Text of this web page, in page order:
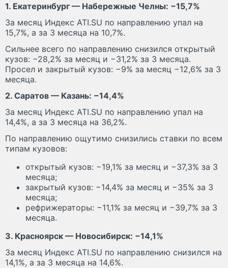
1. Екатеринбург — Набережные Челны: −15,7%
За месяц Индекс ATI.SU по направлению упал на
15,7%, а за 3 месяца на 10,7%.
Сильнее всего по направлению снизился открытый
кузов: −28,2% за месяц и −31,2% за 3 месяца.
Просел и закрытый кузов: −9% за месяц −12,6% за 3
месяца.
2. Саратов — Казань: −14,4%
За месяц Индекс ATI.SU по направлению упал на
14,4%, а за 3 месяца на 36,2%.
По направлению ощутимо снизились ставки по всем
типам кузовов:
открытый кузов: −19,1% за месяц и −37,3% за 3
месяца;
закрытый кузов: −14,4% за месяц и −35% за 3
месяца;
рефрижераторы: −11,1% за месяц и −39,7% за 3
месяца.
3. Красноярск — Новосибирск: −14,1%
За месяц Индекс ATI.SU по направлению снизился на
14,1%, а за 3 месяца на 14,6%.